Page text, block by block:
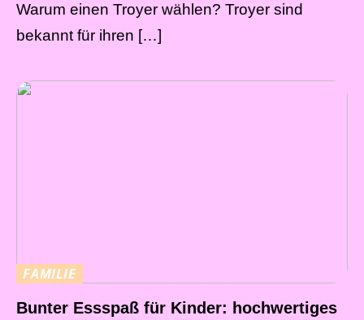
Warum einen Troyer wählen? Troyer sind
bekannt für ihren […]
FAMILIE
Bunter Essspaß für Kinder: hochwertiges